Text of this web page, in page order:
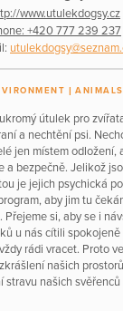
www.utulekdogsy.cz
+420 777 239 237
ANIMALS
útulek pro
a nechtění psi.
jen místem odložení,
a bezpečně. Jelikož
je jejich psychická
aby jim tu
si, aby se i
u nás cítili
rádi vracet. Proto
našich
stravu našich svěřenců